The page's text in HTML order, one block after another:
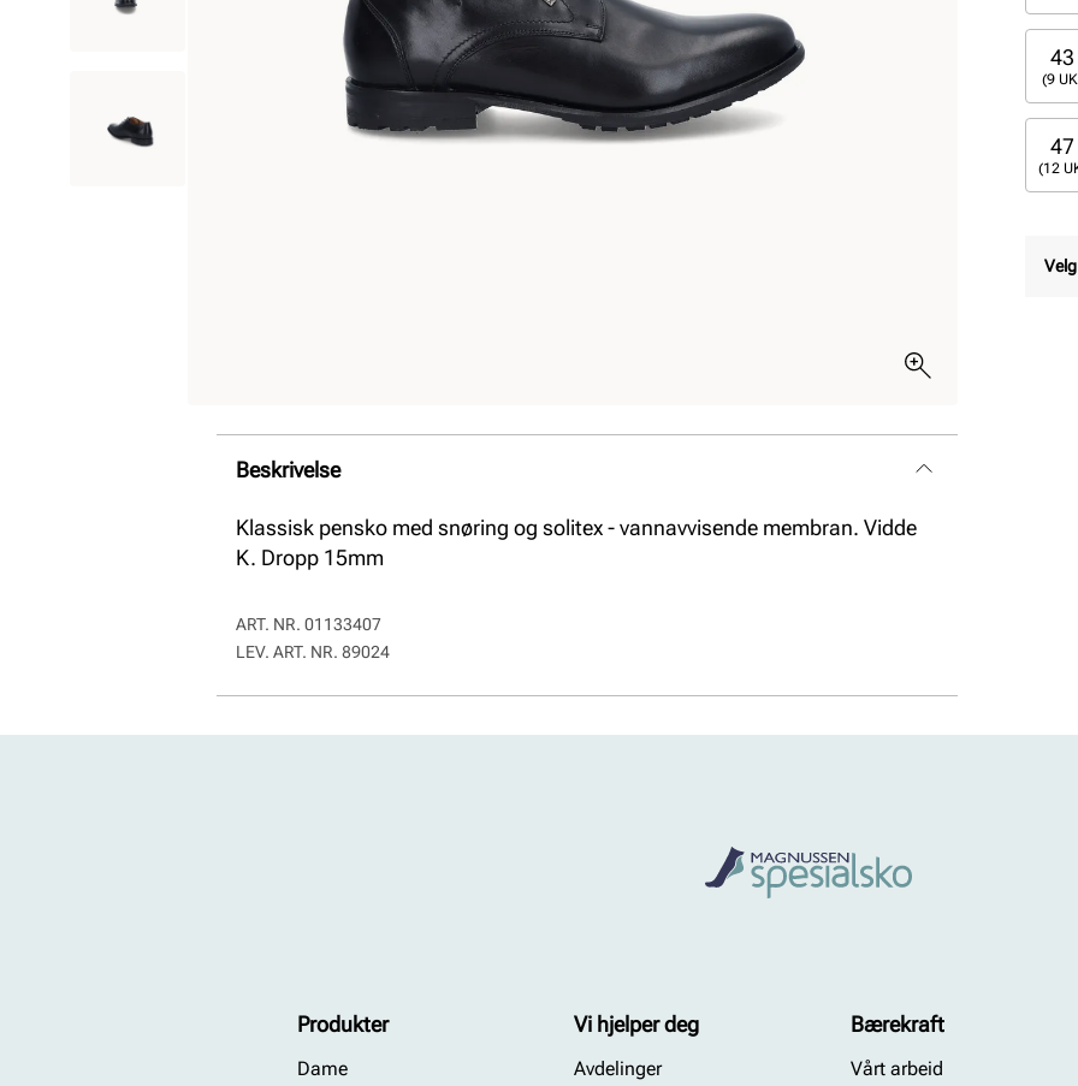
Beskrivelse
Klassisk pensko med snøring og solitex - vannavvisende membran. Vidde
K. Dropp 15mm
ART. NR. 01133407
LEV. ART. NR. 89024
43
(9
47
(12
Produkter
Dame
Vi hjelper deg
Avdelinger
Bærekraft
Vårt arbeid